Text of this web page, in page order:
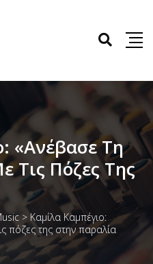
«Ανέβασε Τη
Τις Πόζες Της
> Καμίλα Καμπέγιο:
πόζες της στην παραλία